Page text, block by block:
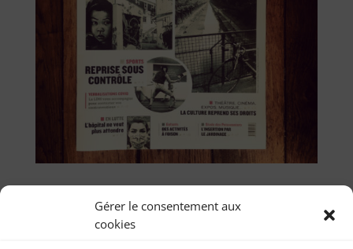
Gérer le consentement aux
cookies
Sonia Imbert|
Bien-être Sonia imbert 9 juillet 2020 Grèves,